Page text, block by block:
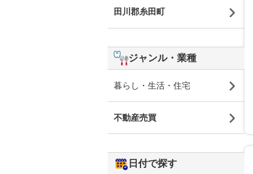
田川郡糸田町
ジャンル・業種
暮らし・生活・住宅
不動産売買
日付で探す